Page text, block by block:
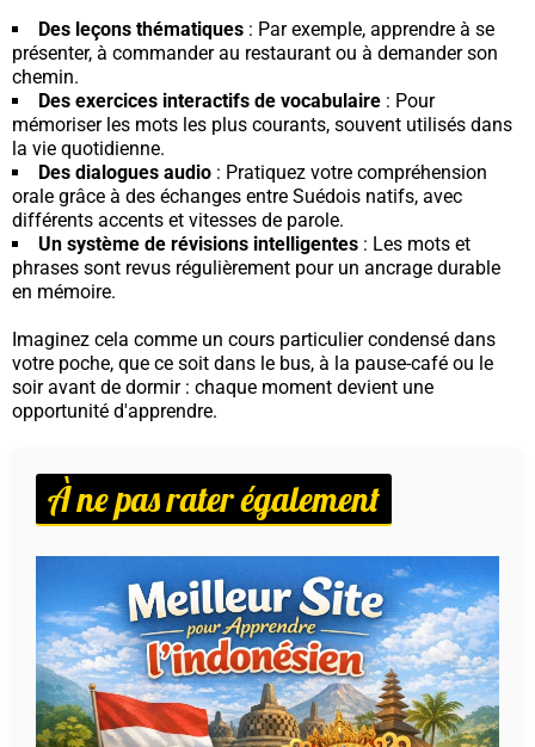
Des leçons thématiques : Par exemple, apprendre à se
présenter, à commander au restaurant ou à demander son
chemin.
Des exercices interactifs de vocabulaire : Pour
mémoriser les mots les plus courants, souvent utilisés dans
la vie quotidienne.
Des dialogues audio : Pratiquez votre compréhension
orale grâce à des échanges entre Suédois natifs, avec
différents accents et vitesses de parole.
Un système de révisions intelligentes : Les mots et
phrases sont revus régulièrement pour un ancrage durable
en mémoire.
Imaginez cela comme un cours particulier condensé dans
votre poche, que ce soit dans le bus, à la pause-café ou le
soir avant de dormir : chaque moment devient une
opportunité d'apprendre.
À ne pas rater également